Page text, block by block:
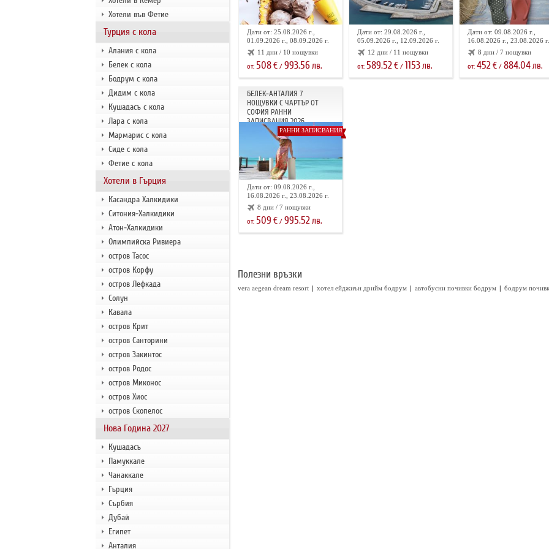
Хотели във Фетие
Турция с кола
Алания с кола
Белек с кола
Бодрум с кола
Дидим с кола
Кушадасъ с кола
Лара с кола
Мармарис с кола
Сиде с кола
Фетие с кола
Хотели в Гърция
Касандра Халкидики
Ситония-Халкидики
Атон-Халкидики
Олимпийска Ривиера
остров Тасос
остров Корфу
остров Лефкада
Солун
Кавала
остров Крит
остров Санторини
остров Закинтос
остров Родос
остров Миконос
остров Хиос
остров Скопелос
Нова Година 2027
Кушадасъ
Памуккале
Чанаккале
Гърция
Сърбия
Дубай
Египет
Анталия
Дати от: 25.08.2026 г.,
01.09.2026 г., 08.09.2026 г.
11 дни / 10 нощувки
от: 508€/ 993.56лв.
Дати от: 29.08.2026 г.,
05.09.2026 г., 12.09.2026 г.
12 дни / 11 нощувки
от: 589.52€/ 1153лв.
Дати от: 09.08.2026 г.,
16.08.2026 г., 23.08.2026 г.
8 дни / 7 нощувки
от: 452€/ 884.04лв.
БЕЛЕК-АНТАЛИЯ 7
НОЩУВКИ С ЧАРТЪР ОТ
СОФИЯ РАННИ
ЗАПИСВАНИЯ 2026
РАННИ ЗАПИСВАНИЯ
Дати от: 09.08.2026 г.,
16.08.2026 г., 23.08.2026 г.
8 дни / 7 нощувки
от: 509 €/ 995.52лв.
Полезни връзки
vera aegean dream resort | хотел ейджиън дрийм бодрум | автобусни почивки бодрум | бодрум